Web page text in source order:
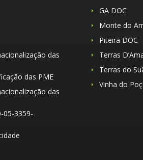
das
das PME
das
05-3359-
GA DOC
Monte do
Piteira DOC
Terras
Terras do
Vinha do